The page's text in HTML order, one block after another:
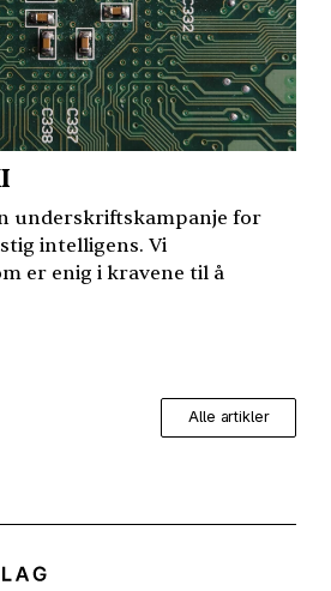
underskriftskampanje for
intelligens. Vi
er enig i kravene til å
Alle artikler